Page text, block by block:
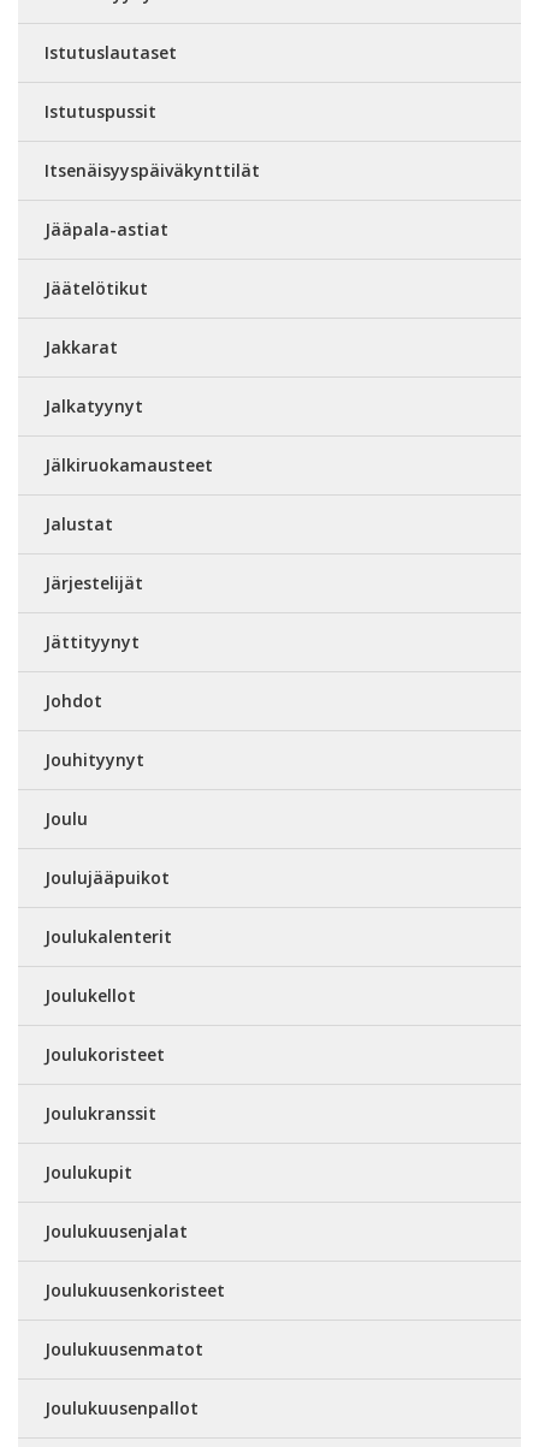
Istutuslautaset
Istutuspussit
Itsenäisyyspäiväkynttilät
Jääpala-astiat
Jäätelötikut
Jakkarat
Jalkatyynyt
Jälkiruokamausteet
Jalustat
Järjestelijät
Jättityynyt
Johdot
Jouhityynyt
Joulu
Joulujääpuikot
Joulukalenterit
Joulukellot
Joulukoristeet
Joulukranssit
Joulukupit
Joulukuusenjalat
Joulukuusenkoristeet
Joulukuusenmatot
Joulukuusenpallot